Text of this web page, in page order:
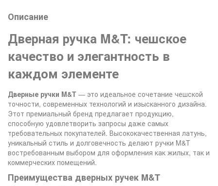
Описание
Дверная ручка M&T: чешское
качество и элегантность в
каждом элементе
Дверные ручки M&T — это идеальное сочетание чешской
точности, современных технологий и изысканного дизайна.
Этот премиальный бренд предлагает продукцию,
способную удовлетворить запросы даже самых
требовательных покупателей. Высококачественная латунь,
уникальный стиль и долговечность делают ручки M&T
востребованным выбором для оформления как жилых, так и
коммерческих помещений.
Преимущества дверных ручек M&T